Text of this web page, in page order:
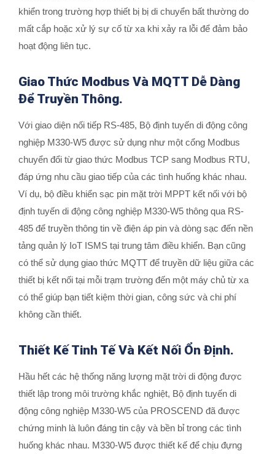
khiển trong trường hợp thiết bị bị di chuyển bất thường do
mất cắp hoặc xử lý sự cố từ xa khi xảy ra lỗi để đảm bảo
hoạt động liên tục.
Giao Thức Modbus Và MQTT Dễ Dàng
Để Truyền Thông.
Với giao diện nối tiếp RS-485, Bộ định tuyến di động công
nghiệp M330-W5 được sử dụng như một cổng Modbus
chuyển đổi từ giao thức Modbus TCP sang Modbus RTU,
đáp ứng nhu cầu giao tiếp của các tình huống khác nhau.
Ví dụ, bộ điều khiển sạc pin mặt trời MPPT kết nối với bộ
định tuyến di động công nghiệp M330-W5 thông qua RS-
485 để truyền thông tin về điện áp pin và dòng sạc đến nền
tảng quản lý IoT ISMS tại trung tâm điều khiển. Bạn cũng
có thể sử dụng giao thức MQTT để truyền dữ liệu giữa các
thiết bị kết nối tại mỗi trạm trường đến một máy chủ từ xa
có thể giúp bạn tiết kiệm thời gian, công sức và chi phí
không cần thiết.
Thiết Kế Tinh Tế Và Kết Nối Ổn Định.
Hầu hết các hệ thống năng lượng mặt trời di động được
thiết lập trong môi trường khắc nghiệt, Bộ định tuyến di
động công nghiệp M330-W5 của PROSCEND đã được
chứng minh là luôn đáng tin cậy và bền bỉ trong các tình
huống khác nhau. M330-W5 được thiết kế để chịu đựng